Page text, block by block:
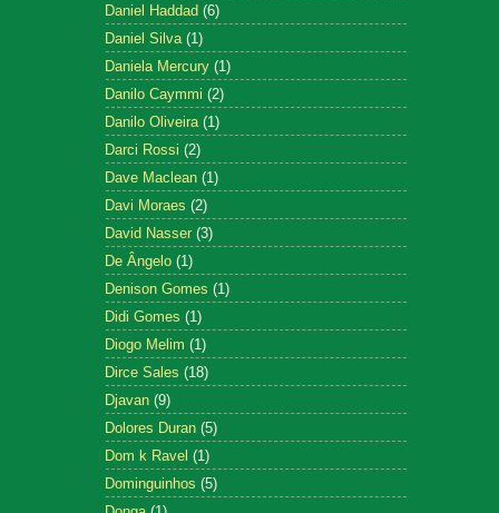
Daniel Haddad (6)
Daniel Silva (1)
Daniela Mercury (1)
Danilo Caymmi (2)
Danilo Oliveira (1)
Darci Rossi (2)
Dave Maclean (1)
Davi Moraes (2)
David Nasser (3)
De Ângelo (1)
Denison Gomes (1)
Didi Gomes (1)
Diogo Melim (1)
Dirce Sales (18)
Djavan (9)
Dolores Duran (5)
Dom k Ravel (1)
Dominguinhos (5)